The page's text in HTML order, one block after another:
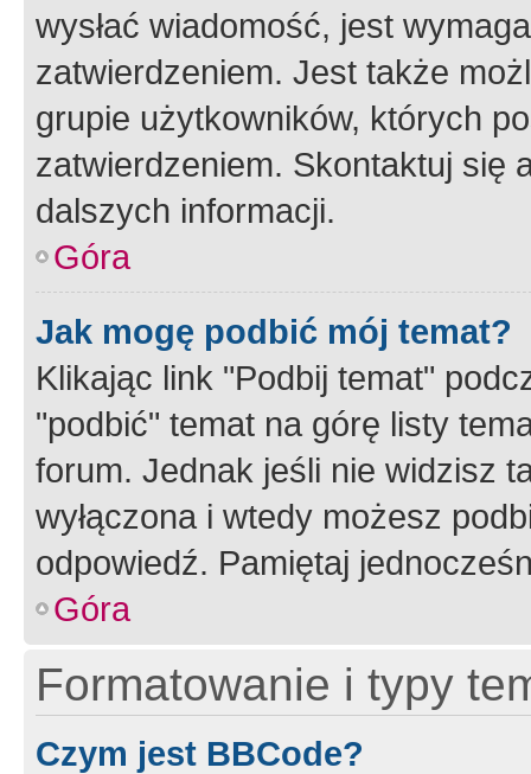
wysłać wiadomość, jest
zatwierdzeniem. Jest także
grupie użytkowników, których
zatwierdzeniem. Skontaktuj się
dalszych informacji.
Góra
Jak mogę podbić mój temat?
Klikając link "Podbij temat"
"podbić" temat na górę listy
forum. Jednak jeśli nie widzisz
wyłączona i wtedy możesz
odpowiedź. Pamiętaj
Góra
Formatowanie i typy
Czym jest BBCode?